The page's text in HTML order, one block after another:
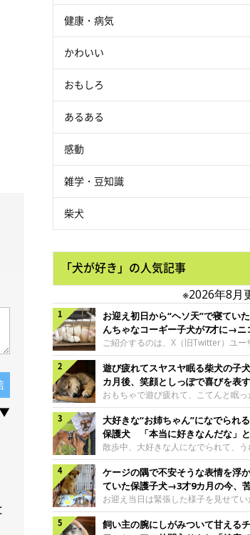
健康・病気
かわいい
おもしろ
あるある
感動
雑学・豆知識
柴犬
「犬が好き」の人気記事
※2026年8月
お迎え初日から“ヘソ天”で寝てい
んちゃなコーギー子犬が7才に→ニ
コ“コーギースマイル”が魅力のコ
長！
ご紹介するのは、X（旧Twitter）ユー
＠Kus1oKg2vsgdWS2さんの愛犬でウ
シュ・コーギー・ペンブロークの神楽
ん。今年の8月で7才になるという神楽
んですが、いったいどんな子犬時代を
したのでしょうか。今回は、神楽ちゃ
成長を飼い主さんと振り返ります！神
ゃんの成長について聞いた！お迎えか
日後の神楽ちゃん（撮影時生後2カ月
Kus1oKg2vsgdWS2――お迎え当初の
ちゃんの様子について教えてください
い主さん： 「お迎え当日から“ヘソ天”
るようなコでし
遊び疲れてスヤスヤ眠る柴犬の子
カ月後、笑顔としっぽで喜びを表
に成長！
おもちゃで遊び疲れて、こてんと眠っ
犬。あれから2カ月、表情や行動にさ
まな変化が見られるようになりました
び疲れて眠る生後2カ月のなっちゃん
疲れた様子のなっちゃん。@Pkndg_
するのは、X（旧Twitter）ユーザー
@Pkndg_さんの愛犬・なっちゃん（
時、生後4カ月／柴犬）。こちらの写
は、なっちゃんが生後2カ月のころに
された一枚です。この日、なっちゃん
族と一緒におもちゃで遊んでいました
大好きな“お姉ちゃん”になでられ
保護犬 「本当に好きなんだな」
じる表情にほっこり
散歩中、大好きな人になでられて、う
そうな表情を見せる元保護犬。甘える
な姿に、見ているこちらまでほっこり
す。大好きな“お姉ちゃん”に甘える小
くん妹さんになでてもらい、うれしそ
表情を見せる小次郎くん（2026年6月
影）。@mika_Jimmy紹介するのは、X
ケージの隅で不安そうな表情を浮
ていた保護子犬→3才9カ月の今、
を克服し頼もしいコに成長！
お迎え当日は緊張した様子を見せてい
野犬の保護子犬。あれから約3年半、
だったことを一つひとつ克服し、家族
飼い主の腕にしがみついて甘える